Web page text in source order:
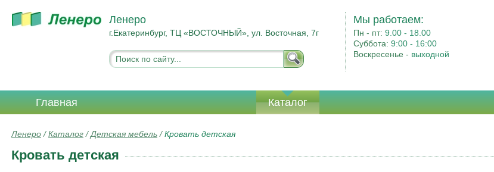
Ленеро
г.Екатеринбург, ТЦ «ВОСТОЧНЫЙ», ул. Восточная, 7г
Мы работаем:
Пн - пт:9.00 - 18.00
Суббота:9:00 - 16:00
Воскресенье - выходной
Главная Каталог
Ленеро /Каталог /Детская мебель /Кровать детская
Кровать детская